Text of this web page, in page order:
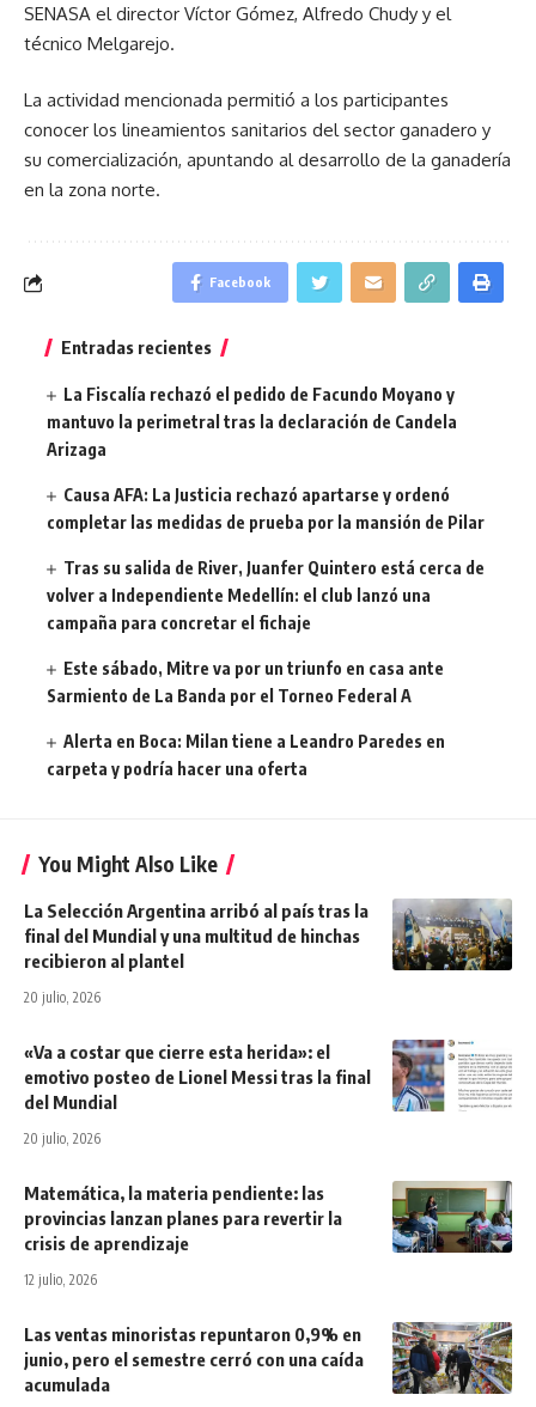
SENASA el director Víctor Gómez, Alfredo Chudy y el
técnico Melgarejo.
La actividad mencionada permitió a los participantes
conocer los lineamientos sanitarios del sector ganadero y
su comercialización, apuntando al desarrollo de la ganadería
en la zona norte.
Facebook
Entradas recientes
La Fiscalía rechazó el pedido de Facundo Moyano y
mantuvo la perimetral tras la declaración de Candela
Arizaga
Causa AFA: La Justicia rechazó apartarse y ordenó
completar las medidas de prueba por la mansión de Pilar
Tras su salida de River, Juanfer Quintero está cerca de
volver a Independiente Medellín: el club lanzó una
campaña para concretar el fichaje
Este sábado, Mitre va por un triunfo en casa ante
Sarmiento de La Banda por el Torneo Federal A
Alerta en Boca: Milan tiene a Leandro Paredes en
carpeta y podría hacer una oferta
You Might Also Like
La Selección Argentina arribó al país tras la
final del Mundial y una multitud de hinchas
recibieron al plantel
20 julio, 2026
«Va a costar que cierre esta herida»: el
emotivo posteo de Lionel Messi tras la final
del Mundial
20 julio, 2026
Matemática, la materia pendiente: las
provincias lanzan planes para revertir la
crisis de aprendizaje
12 julio, 2026
Las ventas minoristas repuntaron 0,9% en
junio, pero el semestre cerró con una caída
acumulada